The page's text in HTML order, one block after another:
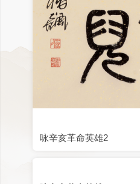
咏辛亥革命英雄2